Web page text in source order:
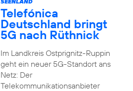
Telefónica
Deutschland bringt
5G nach Rüthnick
Im Landkreis Ostprignitz-Ruppin
geht ein neuer 5G-Standort ans
Netz: Der
Telekommunikationsanbieter